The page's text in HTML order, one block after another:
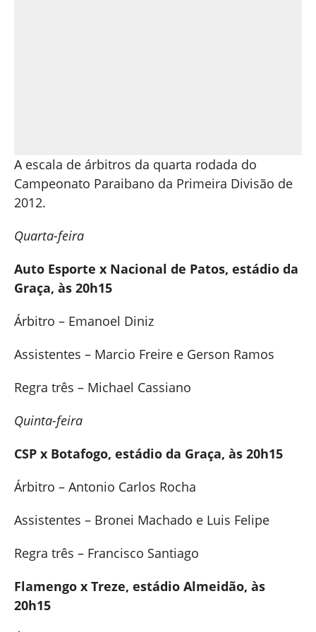
A escala de árbitros da quarta rodada do
Campeonato Paraibano da Primeira Divisão de
2012.
Quarta-feira
Auto Esporte x Nacional de Patos, estádio da
Graça, às 20h15
Árbitro – Emanoel Diniz
Assistentes – Marcio Freire e Gerson Ramos
Regra três – Michael Cassiano
Quinta-feira
CSP x Botafogo, estádio da Graça, às 20h15
Árbitro – Antonio Carlos Rocha
Assistentes – Bronei Machado e Luis Felipe
Regra três – Francisco Santiago
Flamengo x Treze, estádio Almeidão, às
20h15